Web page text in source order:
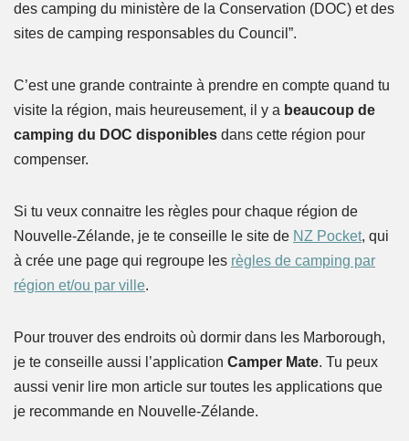
des camping du ministère de la Conservation (DOC) et des
sites de camping responsables du Council”.
C’est une grande contrainte à prendre en compte quand tu
visite la région, mais heureusement, il y a beaucoup de
camping du DOC disponibles dans cette région pour
compenser.
Si tu veux connaitre les règles pour chaque région de
Nouvelle-Zélande, je te conseille le site de NZ Pocket, qui
à crée une page qui regroupe les règles de camping par
région et/ou par ville.
Pour trouver des endroits où dormir dans les Marborough,
je te conseille aussi l’application Camper Mate. Tu peux
aussi venir lire mon article sur toutes les applications que
je recommande en Nouvelle-Zélande.